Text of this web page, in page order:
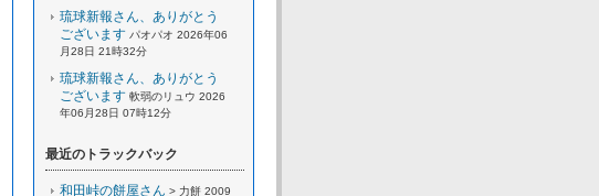
琉球新報さん、ありがとう
ございます パオパオ 2026年06
月28日 21時32分
琉球新報さん、ありがとう
ございます 軟弱のリュウ 2026
年06月28日 07時12分
最近のトラックバック
和田峠の餅屋さん > 力餅 2009